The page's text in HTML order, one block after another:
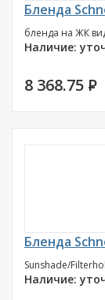
Бленда
бленда на ЖК
Наличие:
8 368.75 P
Бленда
Sunshade/
Наличие: